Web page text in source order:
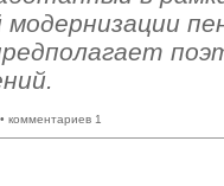
модернизации
комментариев 1